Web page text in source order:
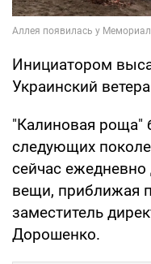
Инициатором
Украинский
"Калиновая роща"
следующих
сейчас
вещи, приближая
заместитель
Дорошенко.